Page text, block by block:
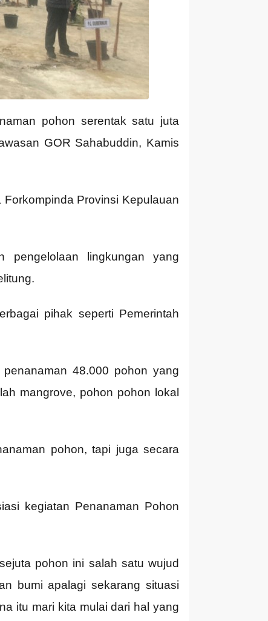
pohon serentak satu juta
GOR Sahabuddin, Kamis
Provinsi Kepulauan
lingkungan yang
pihak seperti Pemerintah
48.000 pohon yang
mangrove, pohon pohon lokal
pohon, tapi juga secara
kegiatan Penanaman Pohon
pohon ini salah satu wujud
bumi apalagi sekarang situasi
itu mari kita mulai dari hal yang